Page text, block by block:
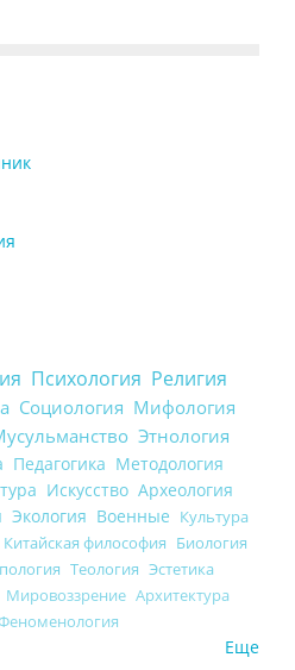
Психология Религия
Социология Мифология
Этнология
Педагогика Методология
Искусство Археология
Экология Военные Культура
Китайская философия Биология
Теология Эстетика
Мировоззрение Архитектура
Еще